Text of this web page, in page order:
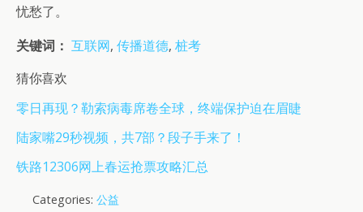
忧愁了。
关键词： 互联网, 传播道德, 桩考
猜你喜欢
零日再现？勒索病毒席卷全球，终端保护迫在眉睫
陆家嘴29秒视频，共7部？段子手来了！
铁路12306网上春运抢票攻略汇总
Categories: 公益